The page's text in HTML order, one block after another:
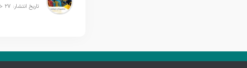
تاریخ انتشار: ۲۷ خرداد ۱۴۰۵